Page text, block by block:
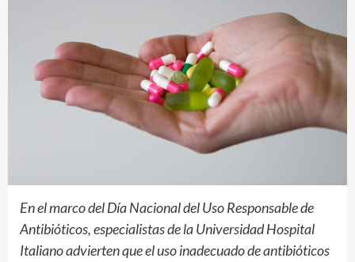
En el marco del Día Nacional del Uso Responsable de
Antibióticos, especialistas de la Universidad Hospital
Italiano advierten que el uso inadecuado de antibióticos